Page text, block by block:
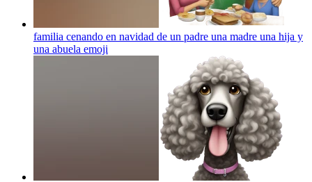
familia cenando en navidad de un padre una madre una hija y
una abuela emoji